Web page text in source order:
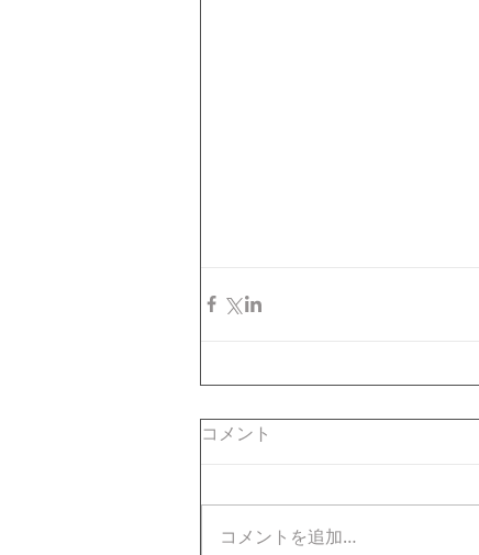
コメント
コメントを追加…